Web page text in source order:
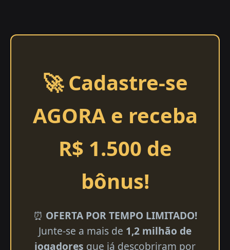
🚀 Cadastre-se
AGORA e receba
R$ 1.500 de
bônus!
⏰ OFERTA POR TEMPO LIMITADO!
Junte-se a mais de 1,2 milhão de
jogadores que já descobriram por